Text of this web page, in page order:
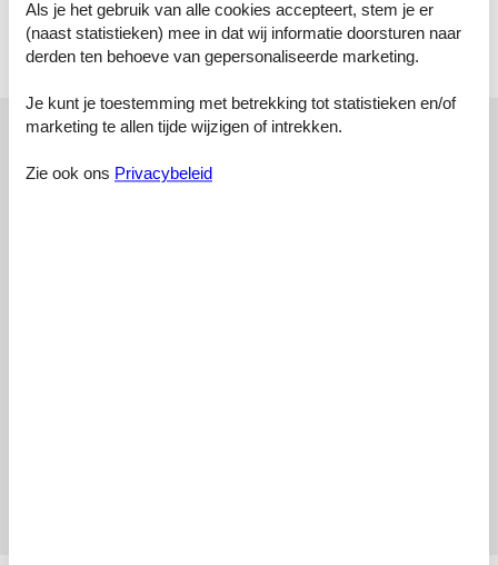
geluidsoverlast. Gelieve geen lawaai te maken en de rust te
bewaren. In dit complex zijn verder 2 huizen te huur. De
huurobjecten kunnen wb. Ligging, grootte en aard van het
Externe beoordelingen
Als je het gebruik van alle cookies accepteert, stem je er
(naast statistieken) mee in dat wij informatie doorsturen naar
derden ten behoeve van gepersonaliseerde marketing.
Je kunt je toestemming met betrekking tot statistieken en/of
marketing te allen tijde wijzigen of intrekken.
Zie ook ons Privacybeleid